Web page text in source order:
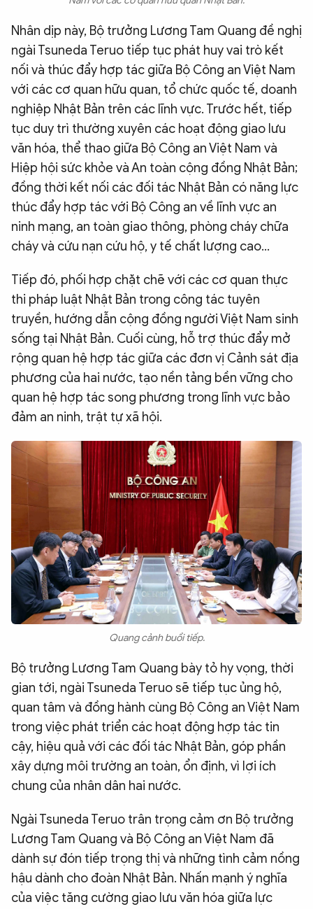
Nhân dịp này, Bộ trưởng Lương Tam Quang đề nghị
ngài Tsuneda Teruo tiếp tục phát huy vai trò kết
nối và thúc đẩy hợp tác giữa Bộ Công an Việt Nam
với các cơ quan hữu quan, tổ chức quốc tế, doanh
nghiệp Nhật Bản trên các lĩnh vực. Trước hết, tiếp
tục duy trì thường xuyên các hoạt động giao lưu
văn hóa, thể thao giữa Bộ Công an Việt Nam và
Hiệp hội sức khỏe và An toàn cộng đồng Nhật Bản;
đồng thời kết nối các đối tác Nhật Bản có năng lực
thúc đẩy hợp tác với Bộ Công an về lĩnh vực an
ninh mạng, an toàn giao thông, phòng cháy chữa
cháy và cứu nạn cứu hộ, y tế chất lượng cao…
Tiếp đó, phối hợp chặt chẽ với các cơ quan thực
thi pháp luật Nhật Bản trong công tác tuyên
truyền, hướng dẫn cộng đồng người Việt Nam sinh
sống tại Nhật Bản. Cuối cùng, hỗ trợ thúc đẩy mở
rộng quan hệ hợp tác giữa các đơn vị Cảnh sát địa
phương của hai nước, tạo nền tảng bền vững cho
quan hệ hợp tác song phương trong lĩnh vực bảo
đảm an ninh, trật tự xã hội.
Quang cảnh buổi tiếp.
Bộ trưởng Lương Tam Quang bày tỏ hy vọng, thời
gian tới, ngài Tsuneda Teruo sẽ tiếp tục ủng hộ,
quan tâm và đồng hành cùng Bộ Công an Việt Nam
trong việc phát triển các hoạt động hợp tác tin
cậy, hiệu quả với các đối tác Nhật Bản, góp phần
xây dựng môi trường an toàn, ổn định, vì lợi ích
chung của nhân dân hai nước.
Ngài Tsuneda Teruo trân trọng cảm ơn Bộ trưởng
Lương Tam Quang và Bộ Công an Việt Nam đã
dành sự đón tiếp trọng thị và những tình cảm nồng
hậu dành cho đoàn Nhật Bản. Nhấn mạnh ý nghĩa
của việc tăng cường giao lưu văn hóa giữa lực